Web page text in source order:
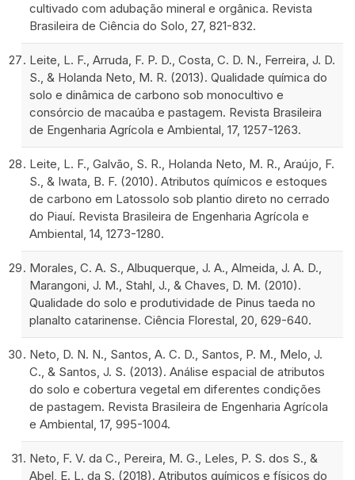
cultivado com adubação mineral e orgânica. Revista
Brasileira de Ciência do Solo, 27, 821-832.
Leite, L. F., Arruda, F. P. D., Costa, C. D. N., Ferreira, J. D.
S., & Holanda Neto, M. R. (2013). Qualidade química do
solo e dinâmica de carbono sob monocultivo e
consórcio de macaúba e pastagem. Revista Brasileira
de Engenharia Agrícola e Ambiental, 17, 1257-1263.
Leite, L. F., Galvão, S. R., Holanda Neto, M. R., Araújo, F.
S., & Iwata, B. F. (2010). Atributos químicos e estoques
de carbono em Latossolo sob plantio direto no cerrado
do Piauí. Revista Brasileira de Engenharia Agrícola e
Ambiental, 14, 1273-1280.
Morales, C. A. S., Albuquerque, J. A., Almeida, J. A. D.,
Marangoni, J. M., Stahl, J., & Chaves, D. M. (2010).
Qualidade do solo e produtividade de Pinus taeda no
planalto catarinense. Ciência Florestal, 20, 629-640.
Neto, D. N. N., Santos, A. C. D., Santos, P. M., Melo, J.
C., & Santos, J. S. (2013). Análise espacial de atributos
do solo e cobertura vegetal em diferentes condições
de pastagem. Revista Brasileira de Engenharia Agrícola
e Ambiental, 17, 995-1004.
Neto, F. V. da C., Pereira, M. G., Leles, P. S. dos S., &
Abel, E. L. da S. (2018). Atributos químicos e físicos do